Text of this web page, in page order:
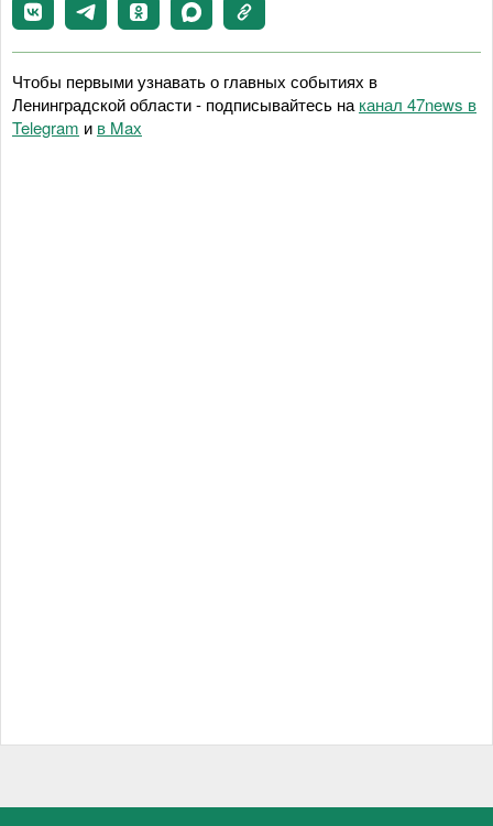
Чтобы первыми узнавать о главных событиях в
Ленинградской области - подписывайтесь на канал 47news в
Telegram и в Maх